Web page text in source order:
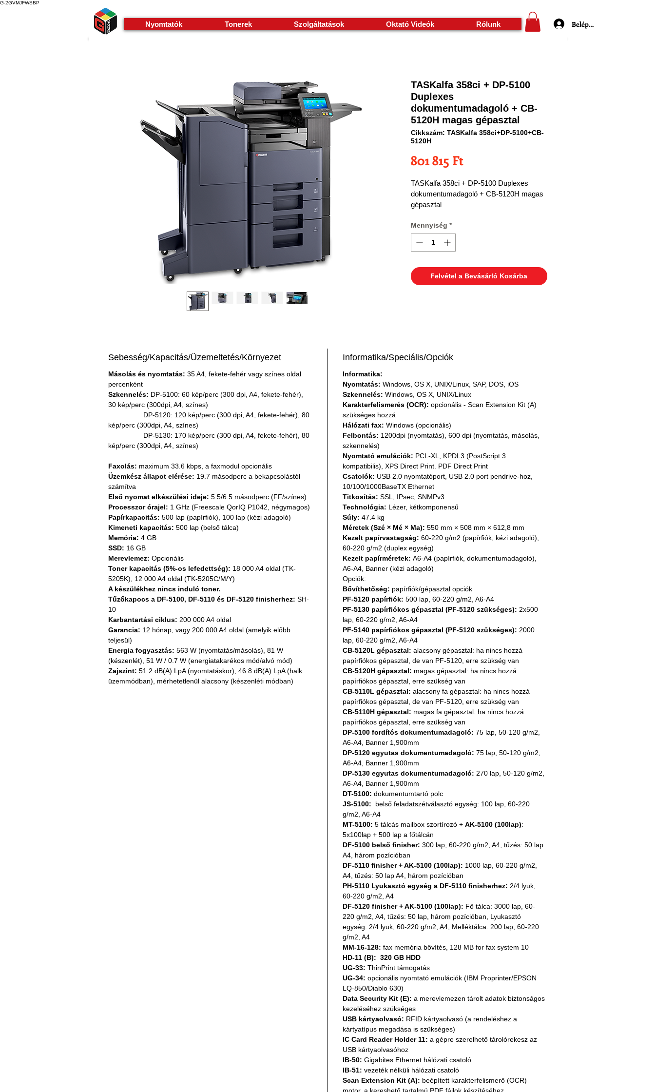
G-2GVMJFWSBP
Nyomtatók Tonerek Szolgáltatások Oktató Videók Rólunk Belépés
TASKalfa 358ci + DP-5100
Duplexes
dokumentumadagoló + CB-
5120H magas gépasztal
Cikkszám: TASKalfa 358ci+DP-5100+CB-
5120H
801 815 FtÁr
TASKalfa 358ci + DP-5100 Duplexes
dokumentumadagoló + CB-5120H magas
gépasztal
Mennyiség *
Felvétel a Bevásárló Kosárba
Sebesség/Kapacitás/Üzemeltetés/Környezet
Másolás és nyomtatás: 35 A4, fekete-fehér vagy színes oldal
percenként
Szkennelés: DP-5100: 60 kép/perc (300 dpi, A4, fekete-fehér),
30 kép/perc (300dpi, A4, színes)
DP-5120: 120 kép/perc (300 dpi, A4, fekete-fehér), 80
kép/perc (300dpi, A4, színes)
DP-5130: 170 kép/perc (300 dpi, A4, fekete-fehér), 80
kép/perc (300dpi, A4, színes)
Faxolás: maximum 33.6 kbps, a faxmodul opcionális
Üzemkész állapot elérése: 19.7 másodperc a bekapcsolástól
számítva
Első nyomat elkészülési ideje: 5.5/6.5 másodperc (FF/színes)
Processzor órajel: 1 GHz (Freescale QorIQ P1042, négymagos)
Papírkapacitás: 500 lap (papírfiók), 100 lap (kézi adagoló)
Kimeneti kapacitás: 500 lap (belső tálca)
Memória: 4 GB
SSD: 16 GB
Merevlemez: Opcionális
Toner kapacitás (5%-os lefedettség): 18 000 A4 oldal (TK-
5205K), 12 000 A4 oldal (TK-5205C/M/Y)
A készülékhez nincs induló toner.
Tűzőkapocs a DF-5100, DF-5110 és DF-5120 finisherhez: SH-
10
Karbantartási ciklus: 200 000 A4 oldal
Garancia: 12 hónap, vagy 200 000 A4 oldal (amelyik előbb
teljesül)
Energia fogyasztás: 563 W (nyomtatás/másolás), 81 W
(készenlét), 51 W / 0.7 W (energiatakarékos mód/alvó mód)
Zajszint: 51.2 dB(A) LpA (nyomtatáskor), 46.8 dB(A) LpA (halk
üzemmódban), mérhetetlenül alacsony (készenléti módban)
Informatika/Speciális/Opciók
Informatika:
Nyomtatás: Windows, OS X, UNIX/Linux, SAP, DOS, iOS
Szkennelés: Windows, OS X, UNIX/Linux
Karakterfelismerés (OCR): opcionális - Scan Extension Kit (A)
szükséges hozzá
Hálózati fax: Windows (opcionális)
Felbontás: 1200dpi (nyomtatás), 600 dpi (nyomtatás, másolás,
szkennelés)
Nyomtató emulációk: PCL-XL, KPDL3 (PostScript 3
kompatibilis), XPS Direct Print. PDF Direct Print
Csatolók: USB 2.0 nyomtatóport, USB 2.0 port pendrive-hoz,
10/100/1000BaseTX Ethernet
Titkosítás: SSL, IPsec, SNMPv3
Technológia: Lézer, kétkomponensű
Súly: 47.4 kg
Méretek (Szé × Mé × Ma): 550 mm × 508 mm × 612,8 mm
Kezelt papírvastagság: 60-220 g/m2 (papírfiók, kézi adagoló),
60-220 g/m2 (duplex egység)
Kezelt papírméretek: A6-A4 (papírfiók, dokumentumadagoló),
A6-A4, Banner (kézi adagoló)
Opciók:
Bővíthetőség: papírfiók/gépasztal opciók
PF-5120 papírfiók: 500 lap, 60-220 g/m2, A6-A4
PF-5130 papírfiókos gépasztal (PF-5120 szükséges): 2x500
lap, 60-220 g/m2, A6-A4
PF-5140 papírfiókos gépasztal (PF-5120 szükséges): 2000
lap, 60-220 g/m2, A6-A4
CB-5120L gépasztal: alacsony gépasztal: ha nincs hozzá
papírfiókos gépasztal, de van PF-5120, erre szükség van
CB-5120H gépasztal: magas gépasztal: ha nincs hozzá
papírfiókos gépasztal, erre szükség van
CB-5110L gépasztal: alacsony fa gépasztal: ha nincs hozzá
papírfiókos gépasztal, de van PF-5120, erre szükség van
CB-5110H gépasztal: magas fa gépasztal: ha nincs hozzá
papírfiókos gépasztal, erre szükség van
DP-5100 fordítós dokumentumadagoló: 75 lap, 50-120 g/m2,
A6-A4, Banner 1,900mm
DP-5120 egyutas dokumentumadagoló: 75 lap, 50-120 g/m2,
A6-A4, Banner 1,900mm
DP-5130 egyutas dokumentumadagoló: 270 lap, 50-120 g/m2,
A6-A4, Banner 1,900mm
DT-5100: dokumentumtartó polc
JS-5100: belső feladatszétválasztó egység: 100 lap, 60-220
g/m2, A6-A4
MT-5100: 5 tálcás mailbox szortírozó + AK-5100 (100lap):
5x100lap + 500 lap a főtálcán
DF-5100 belső finisher: 300 lap, 60-220 g/m2, A4, tűzés: 50 lap
A4, három pozícióban
DF-5110 finisher + AK-5100 (100lap): 1000 lap, 60-220 g/m2,
A4, tűzés: 50 lap A4, három pozícióban
PH-5110 Lyukasztó egység a DF-5110 finisherhez: 2/4 lyuk,
60-220 g/m2, A4
DF-5120 finisher + AK-5100 (100lap): Fő tálca: 3000 lap, 60-
220 g/m2, A4, tűzés: 50 lap, három pozícióban, Lyukasztó
egység: 2/4 lyuk, 60-220 g/m2, A4, Melléktálca: 200 lap, 60-220
g/m2, A4
MM-16-128: fax memória bővítés, 128 MB for fax system 10
HD-11 (B):  320 GB HDD
UG-33: ThinPrint támogatás
UG-34: opcionális nyomtató emulációk (IBM Proprinter/EPSON
LQ-850/Diablo 630)
Data Security Kit (E): a merevlemezen tárolt adatok biztonságos
kezeléséhez szükséges
USB kártyaolvasó: RFID kártyaolvasó (a rendeléshez a
kártyatípus megadása is szükséges)
IC Card Reader Holder 11: a gépre szerelhető tárolórekesz az
USB kártyaolvasóhoz
IB-50: Gigabites Ethernet hálózati csatoló
IB-51: vezeték nélküli hálózati csatoló
Scan Extension Kit (A): beépített karakterfelismerő (OCR)
motor, a kereshető tartalmú PDF fájlok készítéséhez